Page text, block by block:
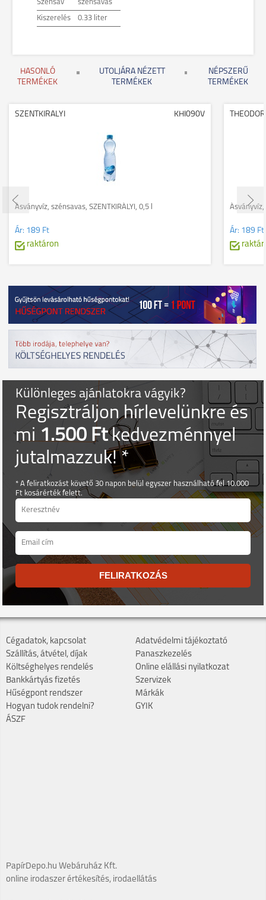
Szénsav szénsavas
Kiszerelés 0.33 liter
HASONLÓ
TERMÉKEK
UTOLJÁRA NÉZETT
TERMÉKEK
NÉPSZERŰ
TERMÉKEK
SZENTKIRALYI KHI090V
Ásványvíz, szénsavas, SZENTKIRÁLYI, 0,5 l
Ár: 189 Ft
raktáron
Ásványvíz,
Ár: 189 Ft
Különleges ajánlatokra vágyik?
Regisztráljon hírlevelünkre és
mi1.500 Ftkedvezménnyel
jutalmazzuk! *
* A feliratkozást követő 30 napon belül egyszer használható fel 10.000
Ft kosárérték felett.
FELIRATKOZÁS
Cégadatok, kapcsolat
Szállítás, átvétel, díjak
Költséghelyes rendelés
Bankkártyás fizetés
Hűségpont rendszer
Hogyan tudok rendelni?
ÁSZF
Adatvédelmi tájékoztató
Panaszkezelés
Online elállási nyilatkozat
Szervizek
Márkák
GYIK
PapírDepo.hu Webáruház Kft.
online irodaszer értékesítés, irodaellátás